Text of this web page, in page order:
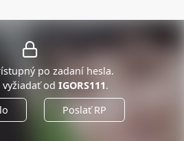
po zadaní hesla.
od IGORS111.
Poslať RP